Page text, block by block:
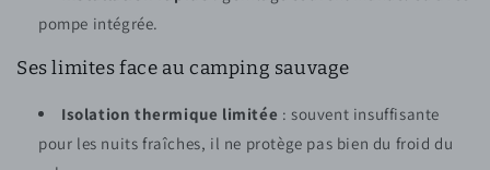
pompe intégrée.
Ses limites face au camping sauvage
Isolation thermique limitée : souvent insuffisante
pour les nuits fraîches, il ne protège pas bien du froid du